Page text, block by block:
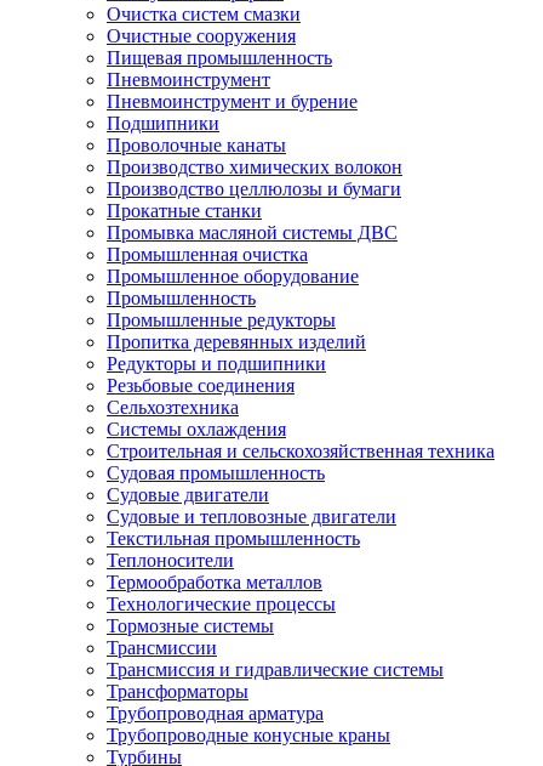
Очистка систем смазки
Очистные сооружения
Пищевая промышленность
Пневмоинструмент
Пневмоинструмент и бурение
Подшипники
Проволочные канаты
Производство химических волокон
Производство целлюлозы и бумаги
Прокатные станки
Промывка масляной системы ДВС
Промышленная очистка
Промышленное оборудование
Промышленность
Промышленные редукторы
Пропитка деревянных изделий
Редукторы и подшипники
Резьбовые соединения
Сельхозтехника
Системы охлаждения
Строительная и сельскохозяйственная техника
Судовая промышленность
Судовые двигатели
Судовые и тепловозные двигатели
Текстильная промышленность
Теплоносители
Термообработка металлов
Технологические процессы
Тормозные системы
Трансмиссии
Трансмиссия и гидравлические системы
Трансформаторы
Трубопроводная арматура
Трубопроводные конусные краны
Турбины